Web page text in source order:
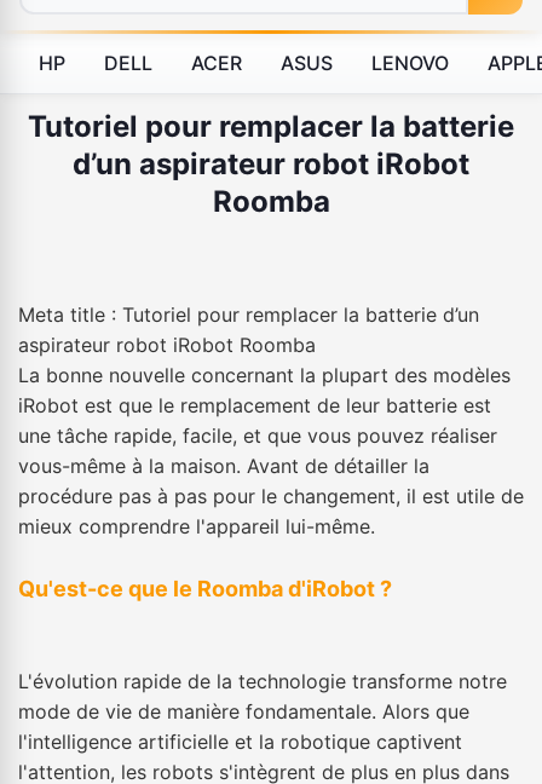
HP DELL ACER ASUS LENOVO
Tutoriel pour remplacer la batterie
d’un aspirateur robot iRobot
Roomba
Meta title : Tutoriel pour remplacer la batterie d’un
aspirateur robot iRobot Roomba
La bonne nouvelle concernant la plupart des modèles
iRobot est que le remplacement de leur batterie est
une tâche rapide, facile, et que vous pouvez réaliser
vous-même à la maison. Avant de détailler la
procédure pas à pas pour le changement, il est utile de
mieux comprendre l'appareil lui-même.
Qu'est-ce que le Roomba d'iRobot ?
L'évolution rapide de la technologie transforme notre
mode de vie de manière fondamentale. Alors que
l'intelligence artificielle et la robotique captivent
l'attention, les robots s'intègrent de plus en plus dans